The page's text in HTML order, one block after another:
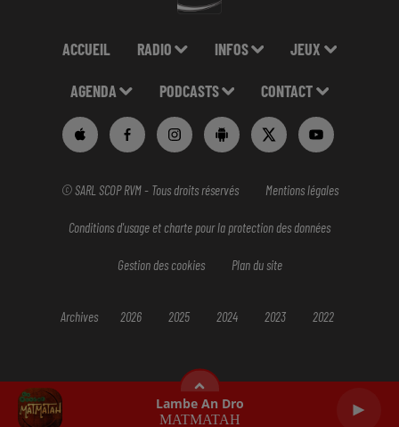
Lambe An Dro
MATMATAH
ACCUEIL RADIO INFOS JEUX
AGENDA PODCASTS CONTACT
© SARL SCOP RVM - Tous droits réservés Mentions légales
Conditions d'usage et charte pour la protection des données
Gestion des cookies Plan du site
Archives 2026 2025 2024 2023 2022